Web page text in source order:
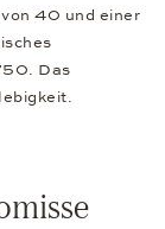
40 und einer
Das